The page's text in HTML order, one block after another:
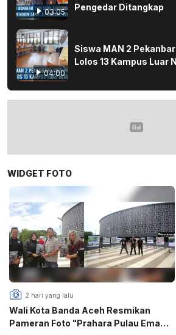
03:05
Pengedar Ditangkap
04:00
Siswa MAN 2
Lolos 13 Kampus Luar
WIDGET FOTO
2 hari yang lalu
Wali Kota Banda Aceh Resmikan
Pameran Foto "Prahara Pulau Emas",